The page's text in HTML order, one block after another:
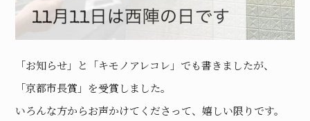
「お知らせ」と「キモノアレコレ」でも書きましたが、
「京都市長賞」を受賞しました。
いろんな方からお声かけてくださって、嬉しい限りです。